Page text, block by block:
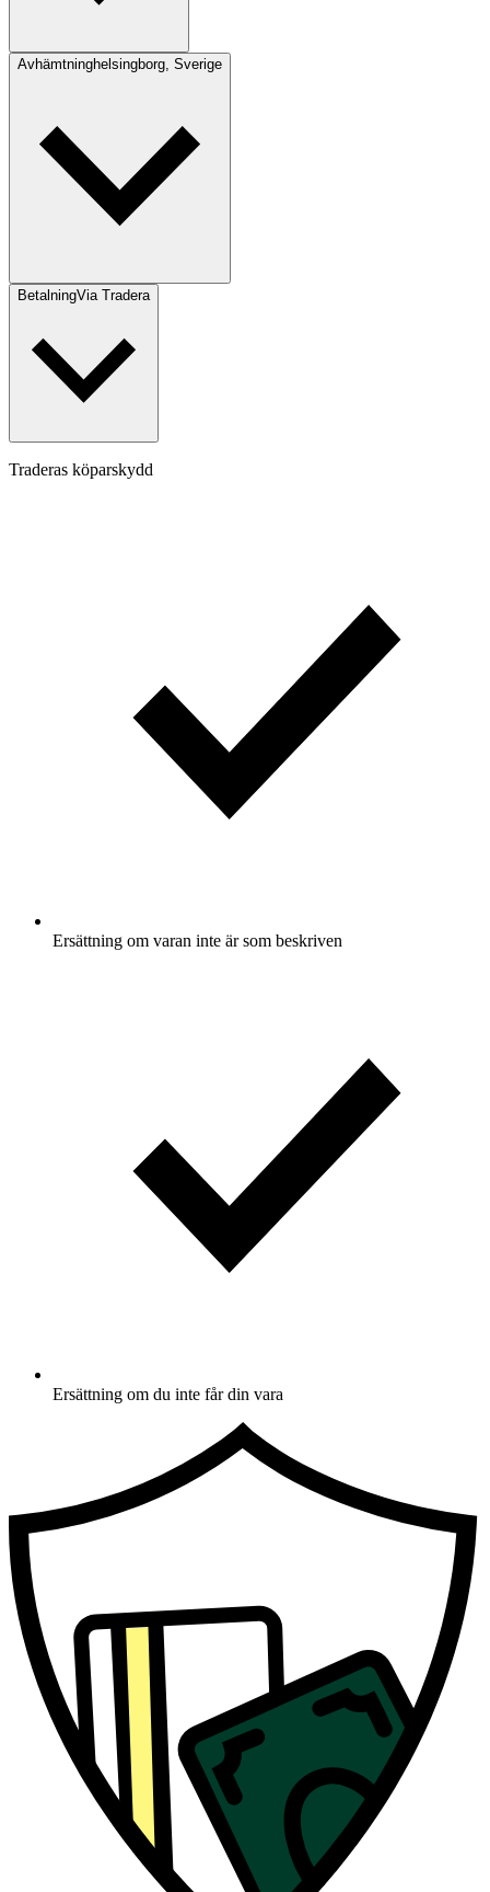
Avhämtninghelsingborg, Sverige
BetalningVia Tradera
Traderas köparskydd
Ersättning om varan inte är som beskriven
Ersättning om du inte får din vara